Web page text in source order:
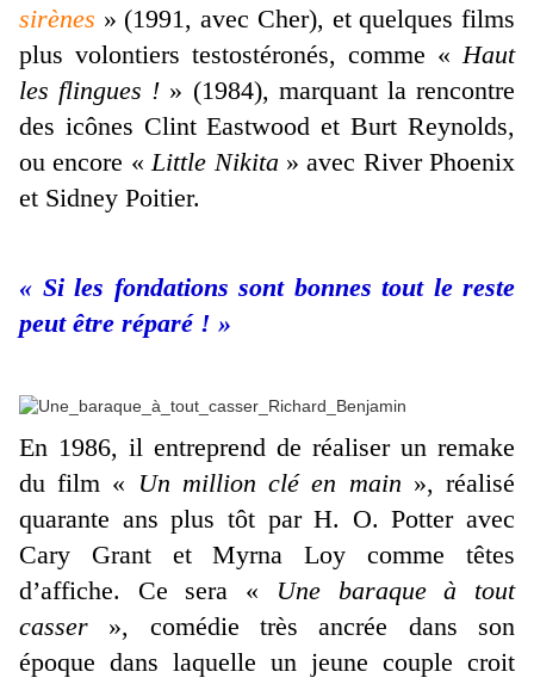
sirènes » (1991, avec Cher), et quelques films
plus volontiers testostéronés, comme «Haut
les flingues ! » (1984), marquant la rencontre
des icônes Clint Eastwood et Burt Reynolds,
ou encore «Little Nikita » avec River Phoenix
et Sidney Poitier.
« Si les fondations sont bonnes tout le reste
peut être réparé ! »
En 1986, il entreprend de réaliser un remake
du film « Un million clé en main », réalisé
quarante ans plus tôt par H. O. Potter avec
Cary Grant et Myrna Loy comme têtes
d’affiche. Ce sera « Une baraque à tout
casser », comédie très ancrée dans son
époque dans laquelle un jeune couple croit